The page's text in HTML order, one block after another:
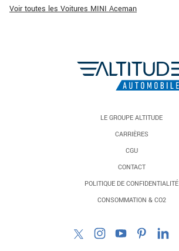
Voir toutes les Voitures MINI Aceman
LE GROUPE ALTITUDE
CARRIÈRES
CGU
CONTACT
POLITIQUE DE CONFIDENTIALITÉ
CONSOMMATION & CO2